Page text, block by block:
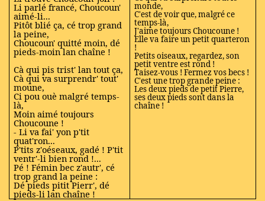
Li parlé francé, Choucoun'
aimé-li...
Pitôt blié ça, cé trop grand
la peine,
Choucoun' quitté moin, dé
pieds-moin lan chaîne !
Cà qui pis trist' lan tout ça,
Cà qui va surprendr' tout'
moune,
Ci pou ouè malgré temps-
là,
Moin aimé toujours
Choucoune !
- Li va fai' yon p'tit
quat'ron...
P'tits z'oéseaux, gadé ! P'tit
ventr'-li bien rond !...
Pé ! Fémin bec z'autr', cé
trop grand la peine :
Dé pieds pitit Pierr', dé
pieds-li lan chaîne !
monde,
C'est de voir que, malgré ce
temps-là,
J'aime toujours Choucoune !
Elle va faire un petit quarteron
!
Petits oiseaux, regardez, son
petit ventre est rond !
Taisez-vous ! Fermez vos becs !
C'est une trop grande peine :
Les deux pieds de petit Pierre,
ses deux pieds sont dans la
chaîne !